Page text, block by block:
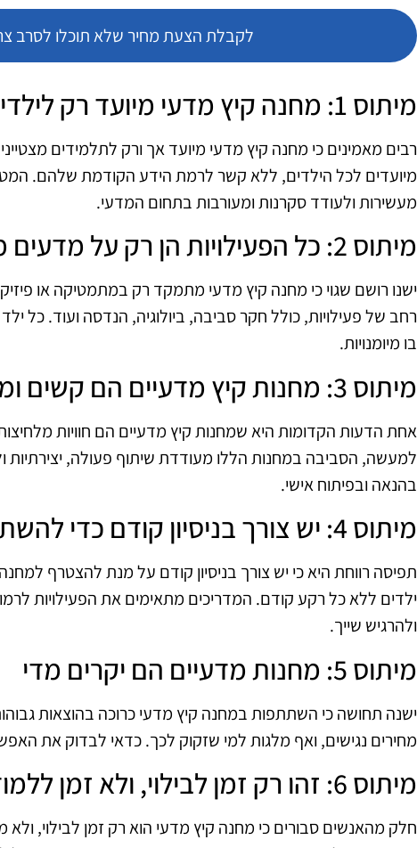
לקבלת הצעת מחיר שלא תוכלו לסרב
מיתוס 1: מחנה קיץ מדעי מיועד רק לילדים מצטיינים
רבים מאמינים כי מחנה קיץ מדעי מיועד אך ורק לתלמידים
מיועדים לכל הילדים, ללא קשר לרמת הידע הקודמת שלהם.
מעשירות ולעודד סקרנות ומעורבות בתחום המדעי.
מיתוס 2: כל הפעילויות הן רק על מדעים מדויקים
ישנו רושם שגוי כי מחנה קיץ מדעי מתמקד רק במתמטיקה או
רחב של פעילויות, כולל חקר סביבה, ביולוגיה, הנדסה ועוד. כל
בו מיומנויות.
מיתוס 3: מחנות קיץ מדעיים הם קשים ומלחיצים
אחת הדעות הקדומות היא שמחנות קיץ מדעיים הם חוויות
למעשה, הסביבה במחנות הללו מעודדת שיתוף פעולה, יצירתיות
בהנאה ובפיתוח אישי.
מיתוס 4: יש צורך בניסיון קודם כדי להשתתף
תפיסה רווחת היא כי יש צורך בניסיון קודם על מנת להצטרף
ילדים ללא כל רקע קודם. המדריכים מתאימים את הפעילויות
ולהרגיש שייך.
מיתוס 5: מחנות מדעיים הם יקרים מדי
ישנה תחושה כי השתתפות במחנה קיץ מדעי כרוכה בהוצאות
מחירים נגישים, ואף מלגות למי שזקוק לכך. כדאי לבדוק את
מיתוס 6: זהו רק זמן לבילוי, ולא זמן ללמוד
חלק מהאנשים סבורים כי מחנה קיץ מדעי הוא רק זמן לבילוי,